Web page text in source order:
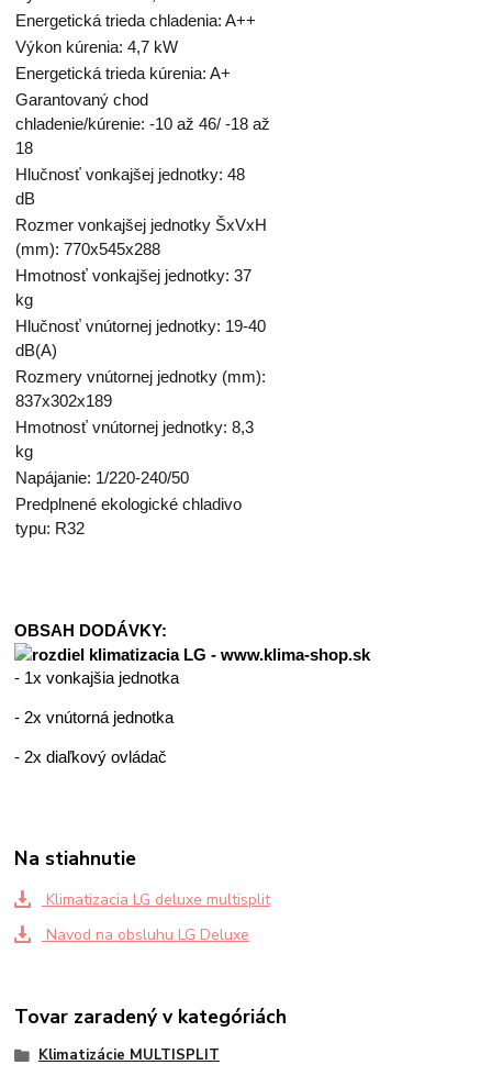
Energetická trieda chladenia: A++
Výkon kúrenia: 4,7 kW
Energetická trieda kúrenia: A+
Garantovaný chod
chladenie/kúrenie: -10 až 46/ -18 až
18
Hlučnosť vonkajšej jednotky: 48
dB
Rozmer vonkajšej jednotky ŠxVxH
(mm): 770x545x288
Hmotnosť vonkajšej jednotky: 37
kg
Hlučnosť vnútornej jednotky: 19-40
dB(A)
Rozmery vnútornej jednotky (mm):
837x302x189
Hmotnosť vnútornej jednotky: 8,3
kg
Napájanie: 1/220-240/50
Predplnené ekologické chladivo
typu: R32
OBSAH DODÁVKY:
- 1x vonkajšia jednotka
- 2x vnútorná jednotka
- 2x diaľkový ovládač
Na stiahnutie
Klimatizacia LG deluxe multisplit
Navod na obsluhu LG Deluxe
Tovar zaradený v kategóriách
Klimatizácie MULTISPLIT